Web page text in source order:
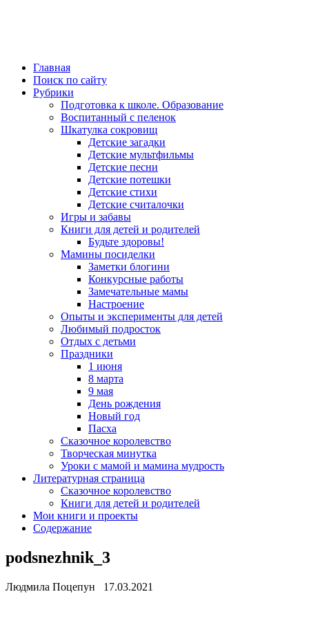
Главная
Поиск по сайту
Рубрики
Подготовка к школе. Образование
Воспитанный с пеленок
Шкатулка сокровищ
Детские загадки
Детские мультфильмы
Детские песни
Детские потешки
Детские стихи
Детские считалочки
Игры и забавы
Книги для детей и родителей
Будьте здоровы!
Мамины посиделки
Заметки блогини
Конкурсные работы
Замечательные мамы
Настроение
Опыты и эксперименты для детей
Любимый подросток
Отдых с детьми
Праздники
1 июня
8 марта
9 мая
День рождения
Новый год
Пасха
Сказочное королевство
Творческая минутка
Уроки с мамой и мамина мудрость
Литературная страница
Сказочное королевство
Книги для детей и родителей
Мои книги и проекты
Содержание
podsnezhnik_3
Людмила Поцепун 17.03.2021